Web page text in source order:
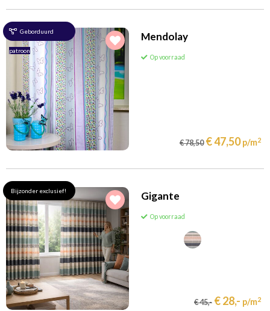
Geborduurd
patroon
Mendolay
Op voorraad
€ 78,50 € 47,50 p/m2
Bijzonder exclusief! Gigante
Op voorraad
€ 45,- € 28,- p/m2